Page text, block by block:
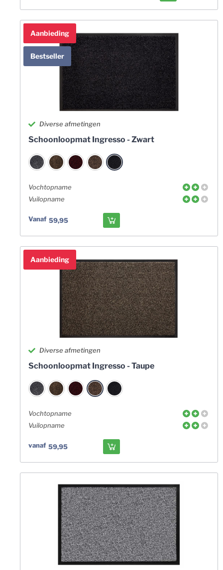
Aanbieding
Bestseller
Bestseller
Diverse afmetingen
Schoonloopmat Ingresso - Zwart
Vochtopname
Vuilopname
Vanaf 59,95
Aanbieding
Diverse afmetingen
Schoonloopmat Ingresso - Taupe
Vochtopname
Vuilopname
vanaf 59,95